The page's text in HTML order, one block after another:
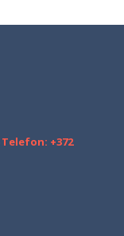
Telefon: +372